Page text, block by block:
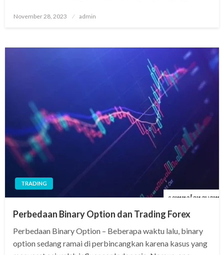
Posted
November 28, 2023 admin
TRADING
Perbedaan Binary Option dan Trading Forex
Perbedaan Binary Option – Beberapa waktu lalu, binary
option sedang ramai di perbincangkan karena kasus yang